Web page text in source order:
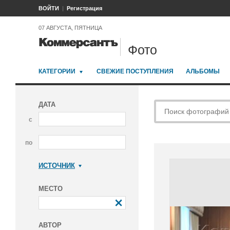
ВОЙТИ Регистрация
07 АВГУСТА, ПЯТНИЦА
Фото
КАТЕГОРИИ СВЕЖИЕ ПОСТУПЛЕНИЯ АЛЬБОМЫ
ДАТА
с
по
ИСТОЧНИК
МЕСТО
АВТОР